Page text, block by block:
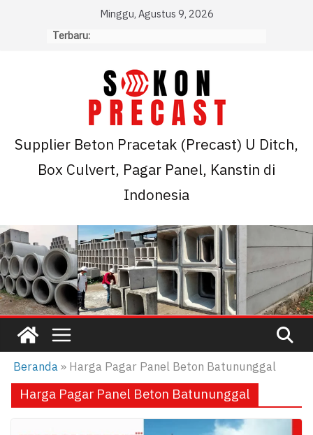
Minggu, Agustus 9, 2026
Terbaru:
Supplier Beton Pracetak (Precast) U Ditch,
Box Culvert, Pagar Panel, Kanstin di
Indonesia
Beranda» Harga Pagar Panel Beton Batununggal
Harga Pagar Panel Beton Batununggal